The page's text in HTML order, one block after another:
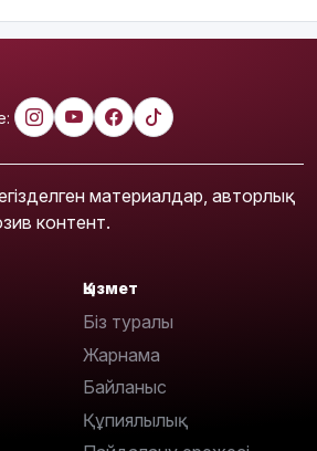
материалдар, авторлық
контент.
Қызмет
Біз туралы
Жарнама
Байланыс
Құпиялылық